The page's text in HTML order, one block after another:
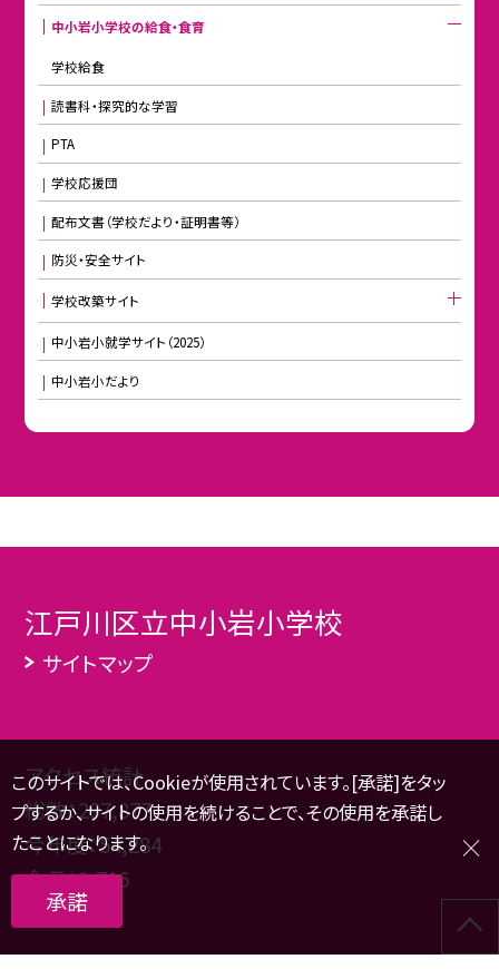
中小岩小学校の給食・食育
学校給食
読書科・探究的な学習
PTA
学校応援団
配布文書（学校だより・証明書等）
防災・安全サイト
学校改築サイト
中小岩小就学サイト（2025）
中小岩小だより
江戸川区立中小岩小学校
サイトマップ
アクセス統計
総数：297,877
今年度：54,284
今月：2,716
本日：221
このサイトでは、Cookieが使用されています。[承諾]をタッ
プするか、サイトの使用を続けることで、その使用を承諾し
たことになります。
承諾